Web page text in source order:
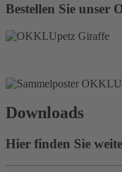
Bestellen Sie unser
Downloads
Hier finden Sie